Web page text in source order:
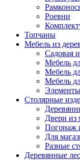
Роевни
Топчаны
Мебель из
Садовая
Мебель
Мебель
Мебель
Элементы
Столярные
Двери из
Погонаж
Для
Разные
Деревянные